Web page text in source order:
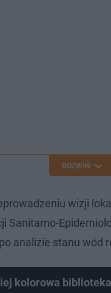
ROZWIŃ
wizji
Sanitarno-
analizie stanu
kolorowa